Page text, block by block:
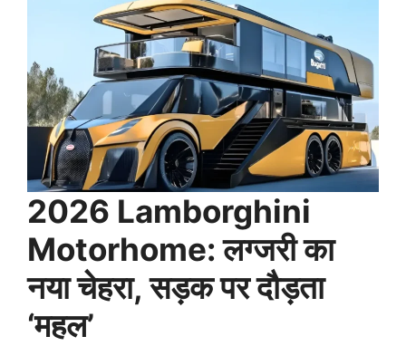
2026 Lamborghini
Motorhome: लग्जरी का
नया चेहरा, सड़क पर दौड़ता
‘महल’